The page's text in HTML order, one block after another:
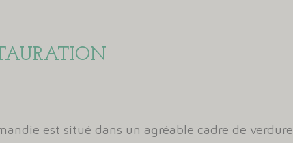
est situé dans un agréable cadre de verdure.